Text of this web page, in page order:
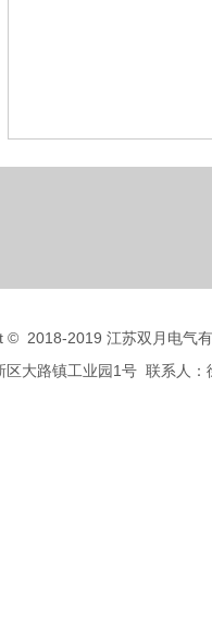
© 2018-2019 江苏双月电气
区大路镇工业园1号 联系人